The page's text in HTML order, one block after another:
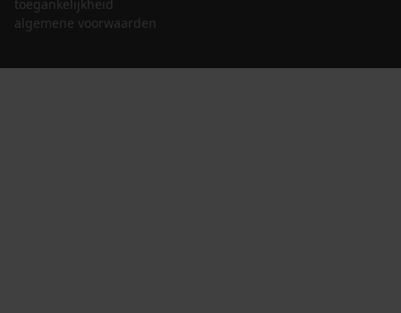
toegankelijkheid
algemene voorwaarden